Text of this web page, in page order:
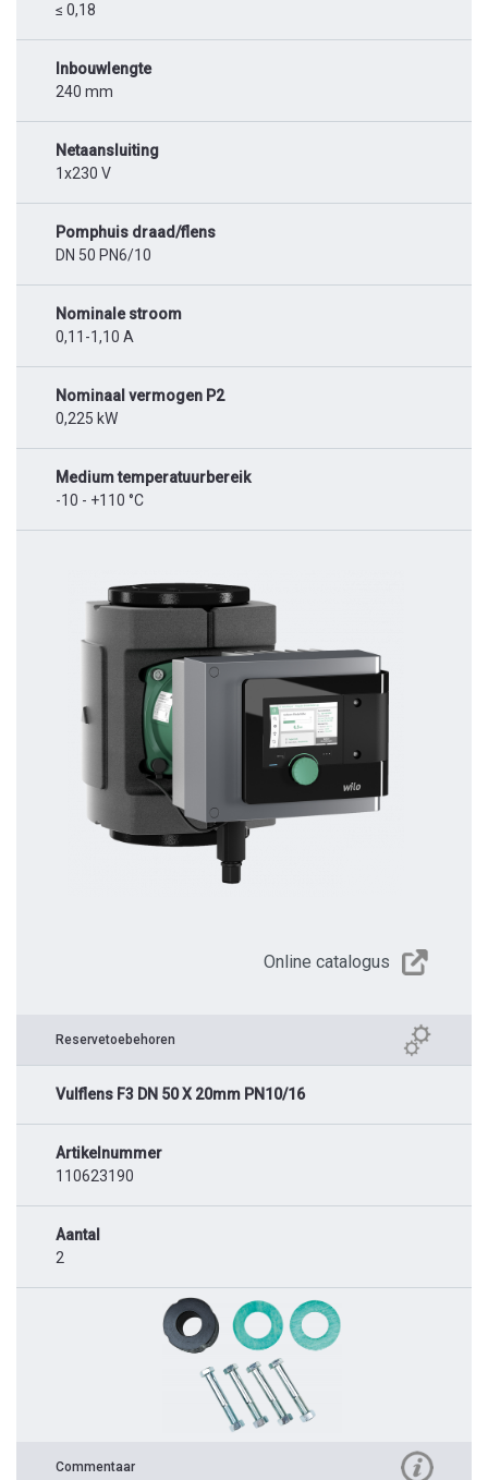
≤ 0,18
Inbouwlengte
240 mm
Netaansluiting
1x230 V
Pomphuis draad/flens
DN 50 PN6/10
Nominale stroom
0,11-1,10 A
Nominaal vermogen P2
0,225 kW
Medium temperatuurbereik
-10 - +110 °C
Online catalogus
Reservetoebehoren
Vulflens F3 DN 50 X 20mm PN10/16
Artikelnummer
110623190
Aantal
2
Commentaar